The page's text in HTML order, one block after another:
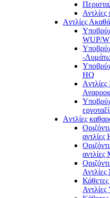
Aντλίες
WUP/
-
ΗQ
Aντλίες
Κάθετες